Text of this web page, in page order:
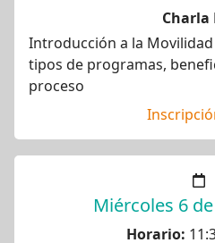
Charla
Introducción a la
tipos de programas,
proceso
Miércoles 6
Horario: